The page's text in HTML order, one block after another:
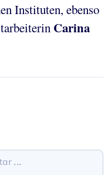
Instituten, ebenso
Carina